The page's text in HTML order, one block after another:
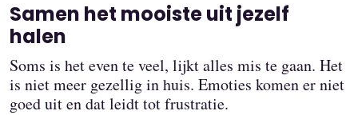
Samen het mooiste uit jezelf
halen
Soms is het even te veel, lijkt alles mis te gaan. Het
is niet meer gezellig in huis. Emoties komen er niet
goed uit en dat leidt tot frustratie.